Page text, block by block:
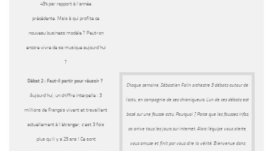
45% par rapport à l’année
précédente. Mais à qui profite ce
nouveau business modèle ? Peut-on
encore vivre de sa musique aujourd’hui
?
Débat 2 : Faut-il partir pour réussir ?
Aujourd’hui, un chiffre interpelle : 3
millions de Français vivent et travaillent
actuellement à l’étranger, c’est 3 fois
plus qu’il y a 25 ans ! Ce sont
Chaque semaine, Sébastien Folin orchestre 3 débats autour de
l’actu, en compagnie de ses chroniqueurs. L’un de ces débats est
basé sur une fausse actu. Pourquoi ? Parce que les fausses infos,
ca arrive tous les jours sur internet. Alors l’équipe vous alerte,
vous amuse et finit par vous dire la vérité. Bienvenue dans